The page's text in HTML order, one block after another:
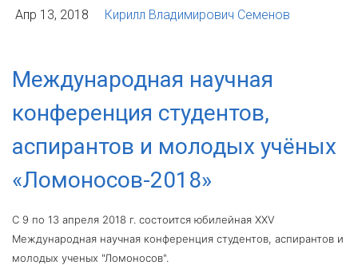
Апр 13, 2018
Кирилл Владимирович Семенов
Международная научная
конференция студентов,
аспирантов и молодых учёных
«Ломоносов-2018»
C 9 по 13 апреля 2018 г. состоится юбилейная XXV
Международная научная конференция студентов, аспирантов и
молодых ученых "Ломоносов".